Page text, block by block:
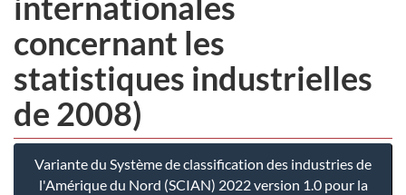
concernant les
statistiques industrielles
de 2008)
Variante du Système de classification des industries de
l'Amérique du Nord (SCIAN) 2022 version 1.0 pour la